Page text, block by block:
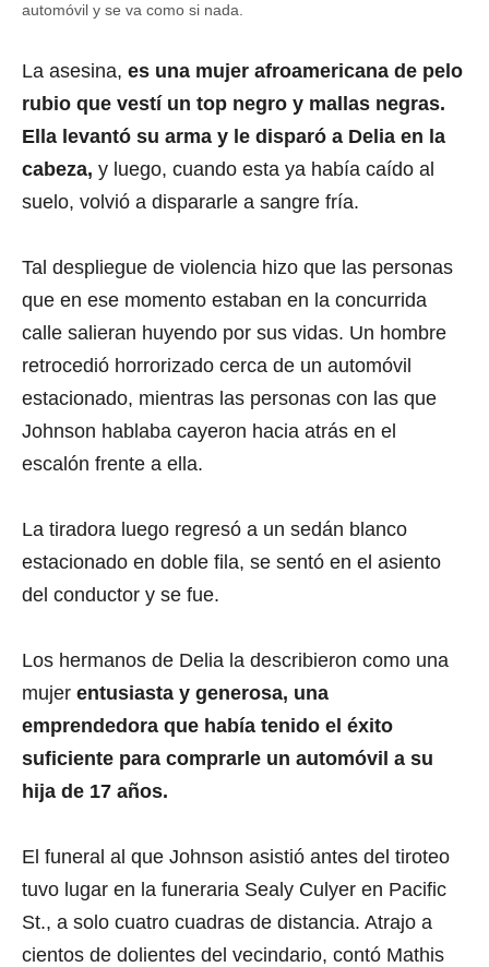
automóvil y se va como si nada.
La asesina, es una mujer afroamericana de pelo
rubio que vestí un top negro y mallas negras.
Ella levantó su arma y le disparó a Delia en la
cabeza, y luego, cuando esta ya había caído al
suelo, volvió a dispararle a sangre fría.
Tal despliegue de violencia hizo que las personas
que en ese momento estaban en la concurrida
calle salieran huyendo por sus vidas. Un hombre
retrocedió horrorizado cerca de un automóvil
estacionado, mientras las personas con las que
Johnson hablaba cayeron hacia atrás en el
escalón frente a ella.
La tiradora luego regresó a un sedán blanco
estacionado en doble fila, se sentó en el asiento
del conductor y se fue.
Los hermanos de Delia la describieron como una
mujer entusiasta y generosa, una
emprendedora que había tenido el éxito
suficiente para comprarle un automóvil a su
hija de 17 años.
El funeral al que Johnson asistió antes del tiroteo
tuvo lugar en la funeraria Sealy Culyer en Pacific
St., a solo cuatro cuadras de distancia. Atrajo a
cientos de dolientes del vecindario, contó Mathis